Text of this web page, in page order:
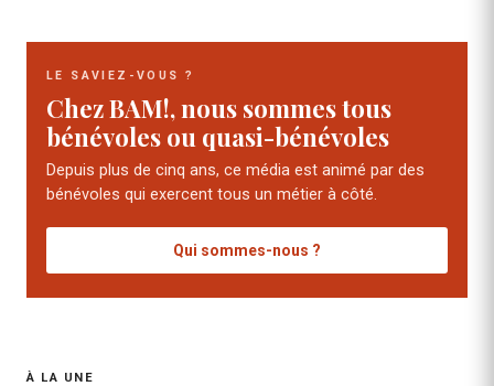
LE SAVIEZ-VOUS ?
Chez BAM!, nous sommes tous
bénévoles ou quasi-bénévoles
Depuis plus de cinq ans, ce média est animé par des
bénévoles qui exercent tous un métier à côté.
Qui sommes-nous ?
À LA UNE